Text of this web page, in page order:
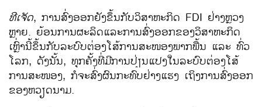
ທີ​ເຈັດ, ການ​ສົ່ງ​ອອກ​ຍັງ​ຂຶ້ນ​ກັບ​ວິ​ສາ​ຫະ​ກິດ FDI ຢ່າງ​ຫຼວງ​
ຫຼາຍ. ຍ້ອນ​ການ​ຜະລິດ​​ແລະ​ການ​ສົ່ງ​ອອກຂອງວິ​ສາ​ຫະກິດ​
ເຫຼົ່າ​ນີ້ຂຶ້ນ​ກັບລະບົບ​ຕ່ອງ​ໂສ້​ການ​ສະໜອງ​ພາກ​ພື້ນ ​ແລະ ທົ່ວ​
ໂລກ, ດັງ​ນັ້ນ, ທຸກ​ຄັ້ງ​ທີ່​ມີ​ການ​ປ່ຽນ​ແປງ​ໃນ​ລະບົບ​ຕ່ອງ​ໂສ້​
ການ​ສະ​ໜອງ, ກໍ​ຈະ​ສົ່ງຜົນ​ກະ​ທົບ​ຢ່າງ​ແຮງ ​ເຖິງການ​ສົ່ງ​ອອກ​
ຂອງ​ຫວຽດ​ນາມ.